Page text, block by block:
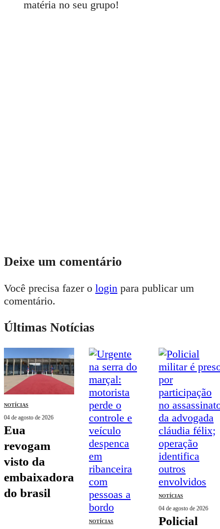
matéria no seu grupo!
Deixe um comentário
Você precisa fazer o login para publicar um
comentário.
Últimas Notícias
NOTÍCIAS
04 de agosto de 2026
eua
revogam
visto da
embaixadora
do brasil
NOTÍCIAS
NOTÍCIAS
04 de agosto de 2026
policial